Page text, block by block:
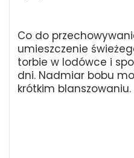
Co do
umieszczenie
torbie w lodówce i
dni. Nadmiar bobu
krótkim blanszowaniu.